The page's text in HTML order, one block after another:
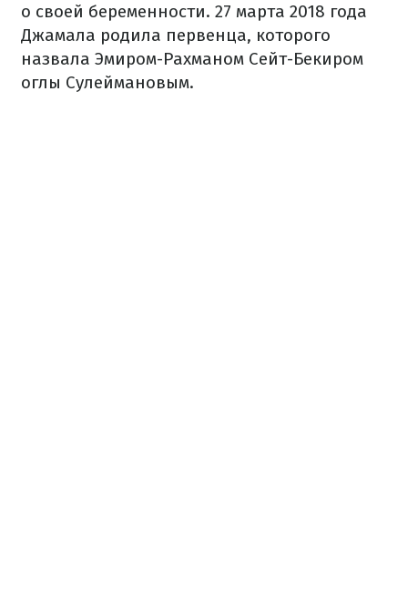
о своей беременности. 27 марта 2018 года
Джамала родила первенца, которого
назвала Эмиром-Рахманом Сейт-Бекиром
оглы Сулеймановым.